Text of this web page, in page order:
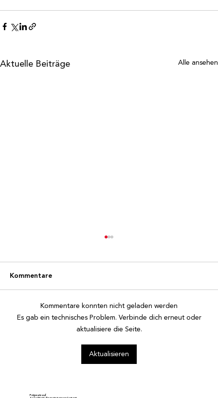
Aktuelle Beiträge Alle ansehen
Ehrenmitglied Gody Schnydrig wird 80
Kommentare
Kommentare konnten nicht geladen werden
Es gab ein technisches Problem. Verbinde dich erneut oder
aktualisiere die Seite.
Aktualisieren
Folge uns auf